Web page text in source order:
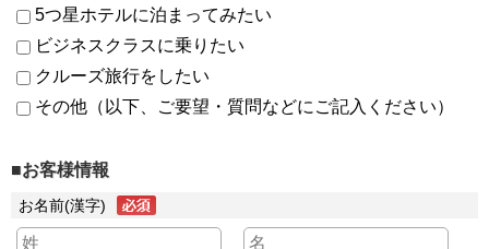
5つ星ホテルに泊まってみたい
ビジネスクラスに乗りたい
クルーズ旅行をしたい
その他（以下、ご要望・質問などにご記入ください）
■お客様情報
お名前(漢字)